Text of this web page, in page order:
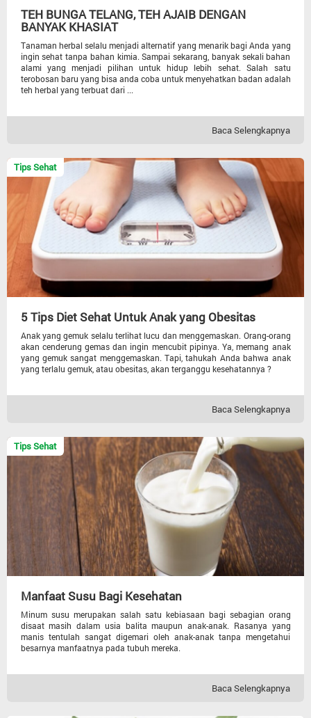
TEH BUNGA TELANG, TEH AJAIB DENGAN
BANYAK KHASIAT
Tanaman herbal selalu menjadi alternatif yang menarik bagi Anda yang
ingin sehat tanpa bahan kimia. Sampai sekarang, banyak sekali bahan
alami yang menjadi pilihan untuk hidup lebih sehat. Salah satu
terobosan baru yang bisa anda coba untuk menyehatkan badan adalah
teh herbal yang terbuat dari ...
Baca Selengkapnya
Tips Sehat
5 Tips Diet Sehat Untuk Anak yang Obesitas
Anak yang gemuk selalu terlihat lucu dan menggemaskan. Orang-orang
akan cenderung gemas dan ingin mencubit pipinya. Ya, memang anak
yang gemuk sangat menggemaskan. Tapi, tahukah Anda bahwa anak
yang terlalu gemuk, atau obesitas, akan terganggu kesehatannya ?
Baca Selengkapnya
Tips Sehat
Manfaat Susu Bagi Kesehatan
Minum susu merupakan salah satu kebiasaan bagi sebagian orang
disaat masih dalam usia balita maupun anak-anak. Rasanya yang
manis tentulah sangat digemari oleh anak-anak tanpa mengetahui
besarnya manfaatnya pada tubuh mereka.
Baca Selengkapnya